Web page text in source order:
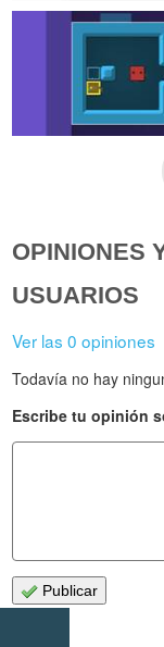
OPINIONES
USUARIOS
Ver las 0 opiniones
Todavía no hay
Escribe tu opinión
Publicar